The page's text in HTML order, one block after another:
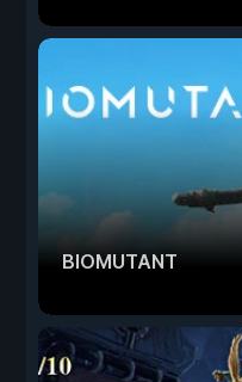
BIOMUTANT